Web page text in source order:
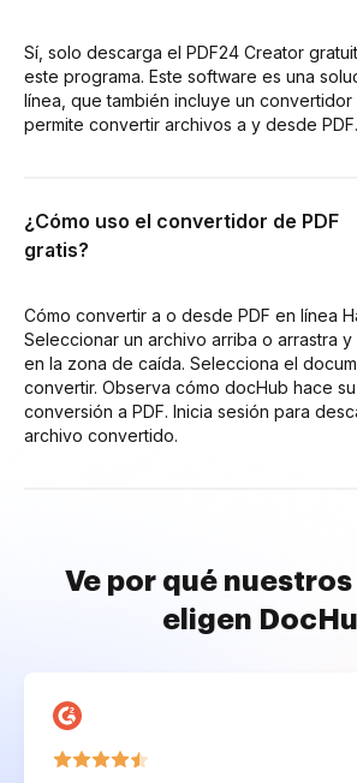
Sí, solo descarga el PDF24 Creator
este programa. Este software es una
línea, que también incluye un convertidor
permite convertir archivos a y desde PDF.
¿Cómo uso el convertidor de PDF
gratis?
Cómo convertir a o desde PDF en línea
Seleccionar un archivo arriba o arrastra y
en la zona de caída. Selecciona el
convertir. Observa cómo docHub hace
conversión a PDF. Inicia sesión para
archivo convertido.
Ve por qué
eligen